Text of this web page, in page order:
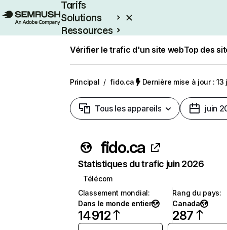
Tarifs
Solutions
Ressources
Vérifier le trafic d'un site webTop des
Principal / fido.ca Dernière mise à jour :
Tous les appareils juin
fido.ca
Statistiques du trafic juin 2026
Télécom
Classement mondial:
Dans le monde entier
14 912
Rang du pays:
Canada
287